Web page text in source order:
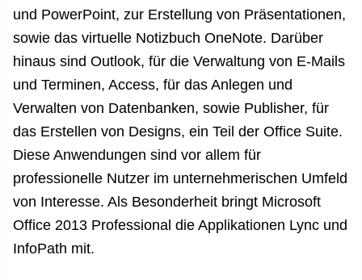
und PowerPoint, zur Erstellung von Präsentationen,
sowie das virtuelle Notizbuch OneNote. Darüber
hinaus sind Outlook, für die Verwaltung von E-Mails
und Terminen, Access, für das Anlegen und
Verwalten von Datenbanken, sowie Publisher, für
das Erstellen von Designs, ein Teil der Office Suite.
Diese Anwendungen sind vor allem für
professionelle Nutzer im unternehmerischen Umfeld
von Interesse. Als Besonderheit bringt Microsoft
Office 2013 Professional die Applikationen Lync und
InfoPath mit.